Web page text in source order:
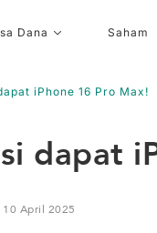
Dana Saham
iPhone 16 Pro Max!
dapat
10 April 2025